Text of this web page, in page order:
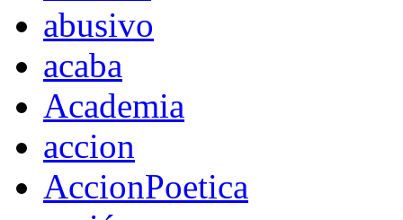
abusivo
acaba
Academia
accion
AccionPoetica